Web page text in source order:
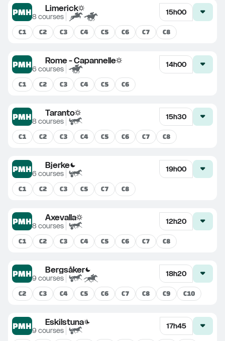
PMH Limerick
8 courses 15h00
C1 C2 C3 C4 C5 C6 C7 C8
PMH Rome - Capannelle
6 courses 14h00
C1 C2 C3 C4 C5 C6
PMH Taranto
8 courses 15h30
C1 C2 C3 C4 C5 C6 C7 C8
PMH Bjerke
6 courses 19h00
C1 C2 C3 C5 C7 C8
PMH Axevalla
8 courses 12h20
C1 C2 C3 C4 C5 C6 C7 C8
PMH Bergsåker
9 courses 18h20
C2 C3 C4 C5 C6 C7 C8 C9 C10
PMH Eskilstuna
9 courses 17h45